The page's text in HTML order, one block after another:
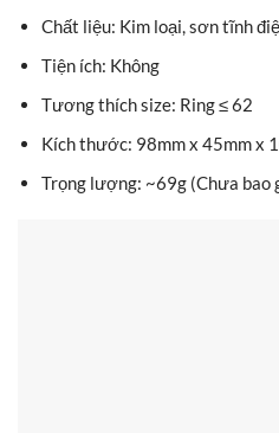
Chất liệu: Kim loại, sơn tĩnh
Tiện ích: Không
Tương thích size: Ring ≤ 62
Kích thước: 98mm x 45mm x
Trọng lượng: ~69g (Chưa bao